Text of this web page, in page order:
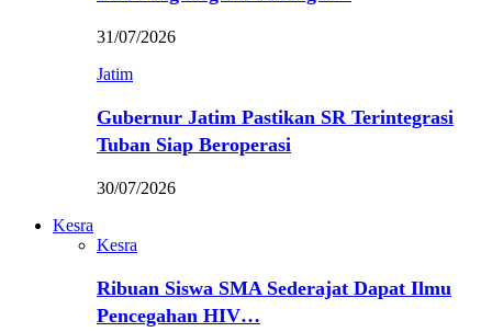
31/07/2026
Jatim
Gubernur Jatim Pastikan SR Terintegrasi
Tuban Siap Beroperasi
30/07/2026
Kesra
Kesra
Ribuan Siswa SMA Sederajat Dapat Ilmu
Pencegahan HIV…